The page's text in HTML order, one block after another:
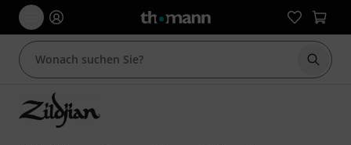
Suche